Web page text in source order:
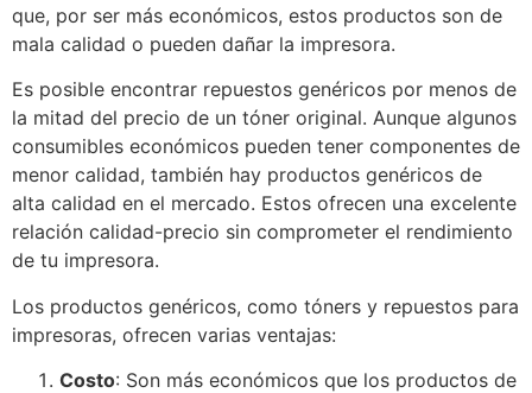
que, por ser más económicos, estos productos son de
mala calidad o pueden dañar la impresora.
Es posible encontrar repuestos genéricos por menos de
la mitad del precio de un tóner original. Aunque algunos
consumibles económicos pueden tener componentes de
menor calidad, también hay productos genéricos de
alta calidad en el mercado. Estos ofrecen una excelente
relación calidad-precio sin comprometer el rendimiento
de tu impresora.
Los productos genéricos, como tóners y repuestos para
impresoras, ofrecen varias ventajas:
Costo: Son más económicos que los productos de